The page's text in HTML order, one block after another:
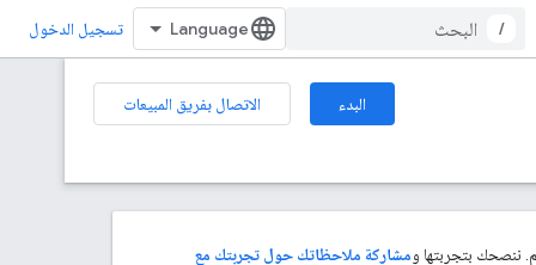
/ تسجيل الدخول
البدء الاتصال بفريق المبيعات
ننصحك بتجربتها ومشاركة ملاحظاتك حول تجربتك مع